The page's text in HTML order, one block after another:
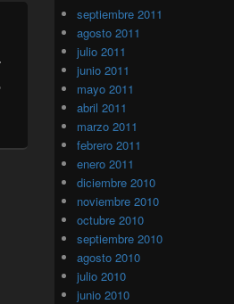
siguiente:
septiembre 2011
agosto 2011
julio 2011
junio 2011
mayo 2011
abril 2011
marzo 2011
febrero 2011
enero 2011
diciembre 2010
noviembre 2010
octubre 2010
septiembre 2010
agosto 2010
julio 2010
junio 2010